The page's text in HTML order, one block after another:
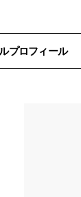
プロフィール